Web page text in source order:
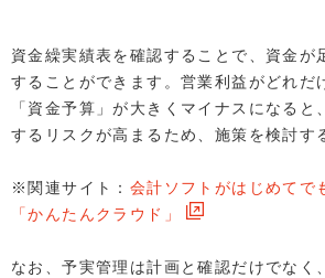
資金繰実績表を確認することで、資金が
することができます。営業利益がどれだ
「資金予算」が大きくマイナスになると
するリスクが高まるため、施策を検討す
※関連サイト： 会計ソフトがはじめてで
「かんたんクラウド」
なお、予実管理は計画と確認だけでなく